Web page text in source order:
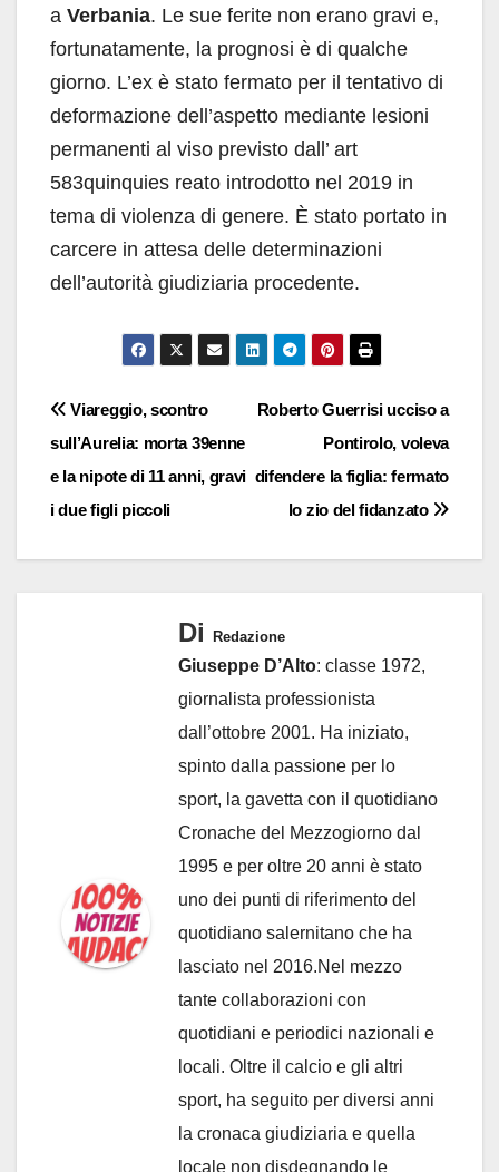
a Verbania. Le sue ferite non erano gravi e,
fortunatamente, la prognosi è di qualche
giorno. L’ex è stato fermato per il tentativo di
deformazione dell’aspetto mediante lesioni
permanenti al viso previsto dall’ art
583quinquies reato introdotto nel 2019 in
tema di violenza di genere. È stato portato in
carcere in attesa delle determinazioni
dell’autorità giudiziaria procedente.
Navigazione
articoli
Roberto Guerrisi ucciso a
Pontirolo, voleva
difendere la figlia: fermato
lo zio del fidanzato
Viareggio, scontro
sull’Aurelia: morta 39enne
e la nipote di 11 anni, gravi
i due figli piccoli
Di Redazione
Giuseppe D’Alto: classe 1972,
giornalista professionista
dall’ottobre 2001. Ha iniziato,
spinto dalla passione per lo
sport, la gavetta con il quotidiano
Cronache del Mezzogiorno dal
1995 e per oltre 20 anni è stato
uno dei punti di riferimento del
quotidiano salernitano che ha
lasciato nel 2016.Nel mezzo
tante collaborazioni con
quotidiani e periodici nazionali e
locali. Oltre il calcio e gli altri
sport, ha seguito per diversi anni
la cronaca giudiziaria e quella
locale non disdegnando le